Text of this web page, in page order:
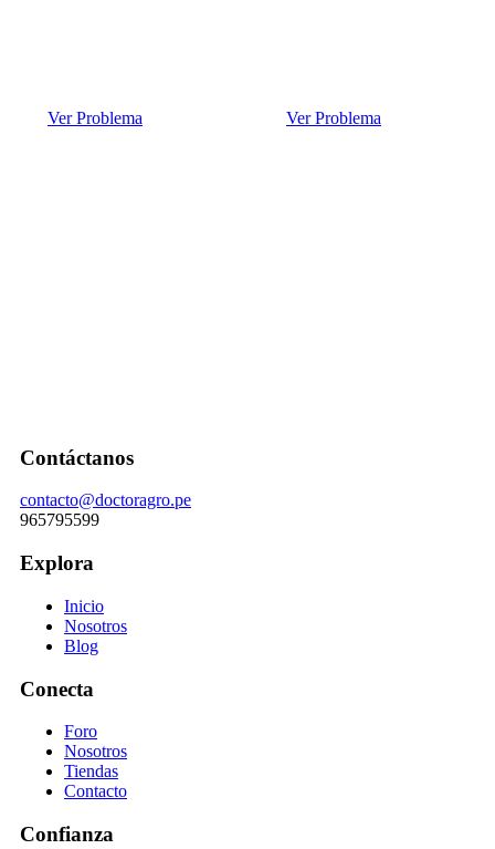
Ver Problema Ver Problema
Contáctanos
contacto@doctoragro.pe
965795599
Explora
Inicio
Nosotros
Blog
Conecta
Foro
Nosotros
Tiendas
Contacto
Confianza